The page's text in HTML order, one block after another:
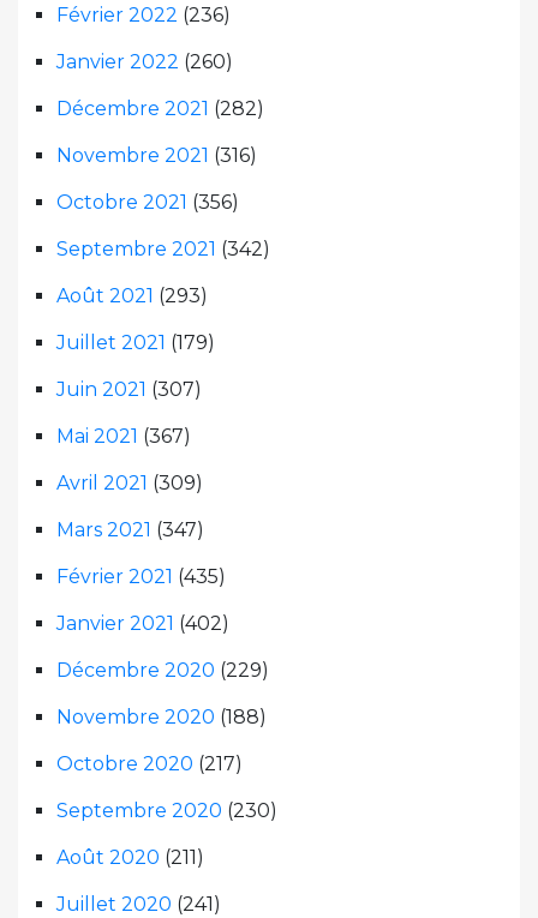
Février 2022 (236)
Janvier 2022 (260)
Décembre 2021 (282)
Novembre 2021 (316)
Octobre 2021 (356)
Septembre 2021 (342)
Août 2021 (293)
Juillet 2021 (179)
Juin 2021 (307)
Mai 2021 (367)
Avril 2021 (309)
Mars 2021 (347)
Février 2021 (435)
Janvier 2021 (402)
Décembre 2020 (229)
Novembre 2020 (188)
Octobre 2020 (217)
Septembre 2020 (230)
Août 2020 (211)
Juillet 2020 (241)